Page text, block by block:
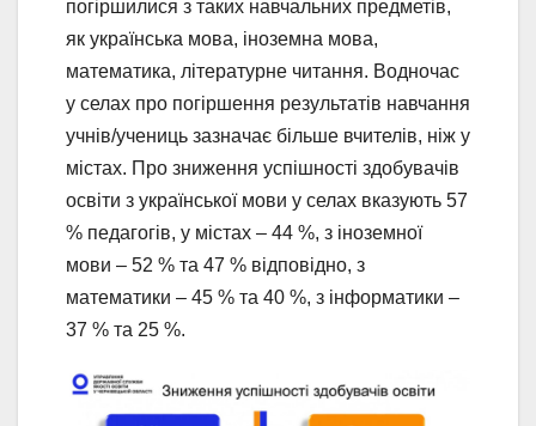
погіршилися з таких навчальних предметів,
як українська мова, іноземна мова,
математика, літературне читання. Водночас
у селах про погіршення результатів навчання
учнів/учениць зазначає більше вчителів, ніж у
містах. Про зниження успішності здобувачів
освіти з української мови у селах вказують 57
% педагогів, у містах – 44 %, з іноземної
мови – 52 % та 47 % відповідно, з
математики – 45 % та 40 %, з інформатики –
37 % та 25 %.